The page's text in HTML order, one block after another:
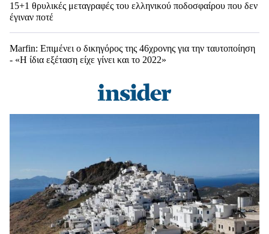
15+1 θρυλικές μεταγραφές του ελληνικού ποδοσφαίρου που δεν
έγιναν ποτέ
Marfin: Επιμένει ο δικηγόρος της 46χρονης για την ταυτοποίηση
- «Η ίδια εξέταση είχε γίνει και το 2022»